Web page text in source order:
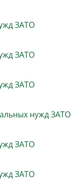
ЗАТО
ЗАТО
ЗАТО
нужд ЗАТО
ЗАТО
ЗАТО